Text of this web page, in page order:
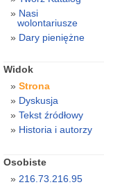
Nasi
wolontariusze
Dary pieniężne
Widok
Strona
Dyskusja
Tekst źródłowy
Historia i autorzy
Osobiste
216.73.216.95